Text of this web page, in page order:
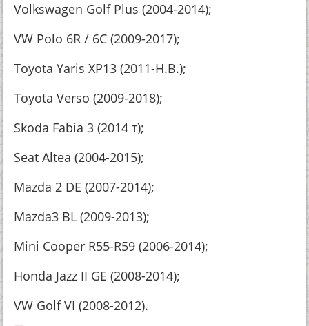
Volkswagen Golf Plus (2004-2014);
VW Polo 6R / 6C (2009-2017);
Toyota Yaris XP13 (2011-Н.В.);
Toyota Verso (2009-2018);
Skoda Fabia 3 (2014 т);
Seat Altea (2004-2015);
Mazda 2 DE (2007-2014);
Mazda3 BL (2009-2013);
Mini Cooper R55-R59 (2006-2014);
Honda Jazz II GE (2008-2014);
VW Golf VI (2008-2012).